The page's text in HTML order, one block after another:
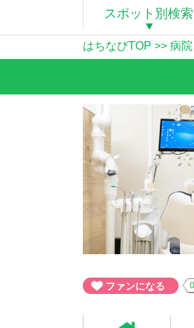
スポット別検索
はちなびTOP >> 病
ファンになる 0